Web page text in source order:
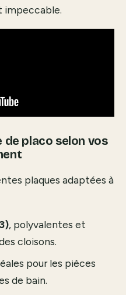
impeccable.
placo selon vos
plaques adaptées à
, polyvalentes et
cloisons.
pour les pièces
de bain.